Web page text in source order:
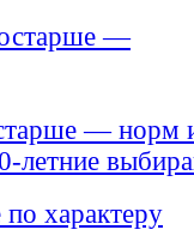
— норм